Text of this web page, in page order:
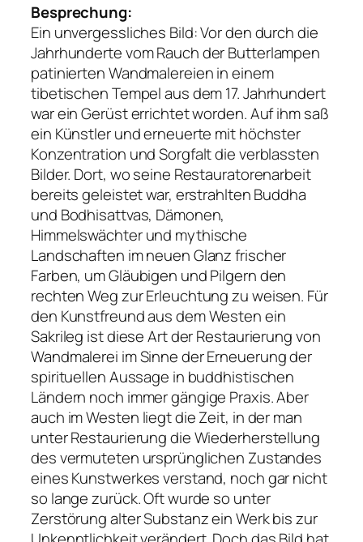
Besprechung:
Ein unvergessliches Bild: Vor den durch die
Jahrhunderte vom Rauch der Butterlampen
patinierten Wandmalereien in einem
tibetischen Tempel aus dem 17. Jahrhundert
war ein Gerüst errichtet worden. Auf ihm saß
ein Künstler und erneuerte mit höchster
Konzentration und Sorgfalt die verblassten
Bilder. Dort, wo seine Restauratorenarbeit
bereits geleistet war, erstrahlten Buddha
und Bodhisattvas, Dämonen,
Himmelswächter und mythische
Landschaften im neuen Glanz frischer
Farben, um Gläubigen und Pilgern den
rechten Weg zur Erleuchtung zu weisen. Für
den Kunstfreund aus dem Westen ein
Sakrileg ist diese Art der Restaurierung von
Wandmalerei im Sinne der Erneuerung der
spirituellen Aussage in buddhistischen
Ländern noch immer gängige Praxis. Aber
auch im Westen liegt die Zeit, in der man
unter Restaurierung die Wiederherstellung
des vermuteten ursprünglichen Zustandes
eines Kunstwerkes verstand, noch gar nicht
so lange zurück. Oft wurde so unter
Zerstörung alter Substanz ein Werk bis zur